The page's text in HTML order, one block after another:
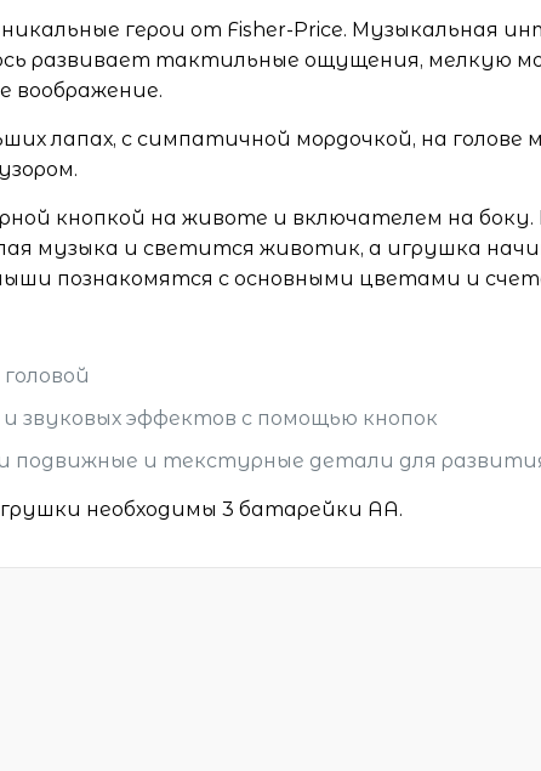
герои от Fisher-Price. Музыкальная
развивает тактильные ощущения, мелкую
воображение.
лапах, с симпатичной мордочкой, на голове
кнопкой на животе и включателем на
музыка и светится животик, а игрушка
познакомятся с основными цветами и
звуковых эффектов с помощью кнопок
подвижные и текстурные детали для
необходимы 3 батарейки АА.